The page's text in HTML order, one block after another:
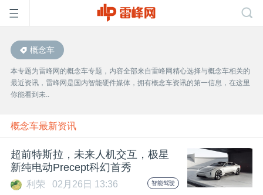
首
页
雷
峰
概念车
本专题为雷峰网的概念车专题，内容全部来自雷峰网精心选择与概念车相关的
最近资讯，雷峰网是国内智能硬件媒体，拥有概念车资讯的第一信息，在这里
你能看到未..
概念车最新资讯
超前特斯拉，未来人机交互，极星
新纯电动Precept科幻首秀
利荣 02月26日 13:36 智能驾驶